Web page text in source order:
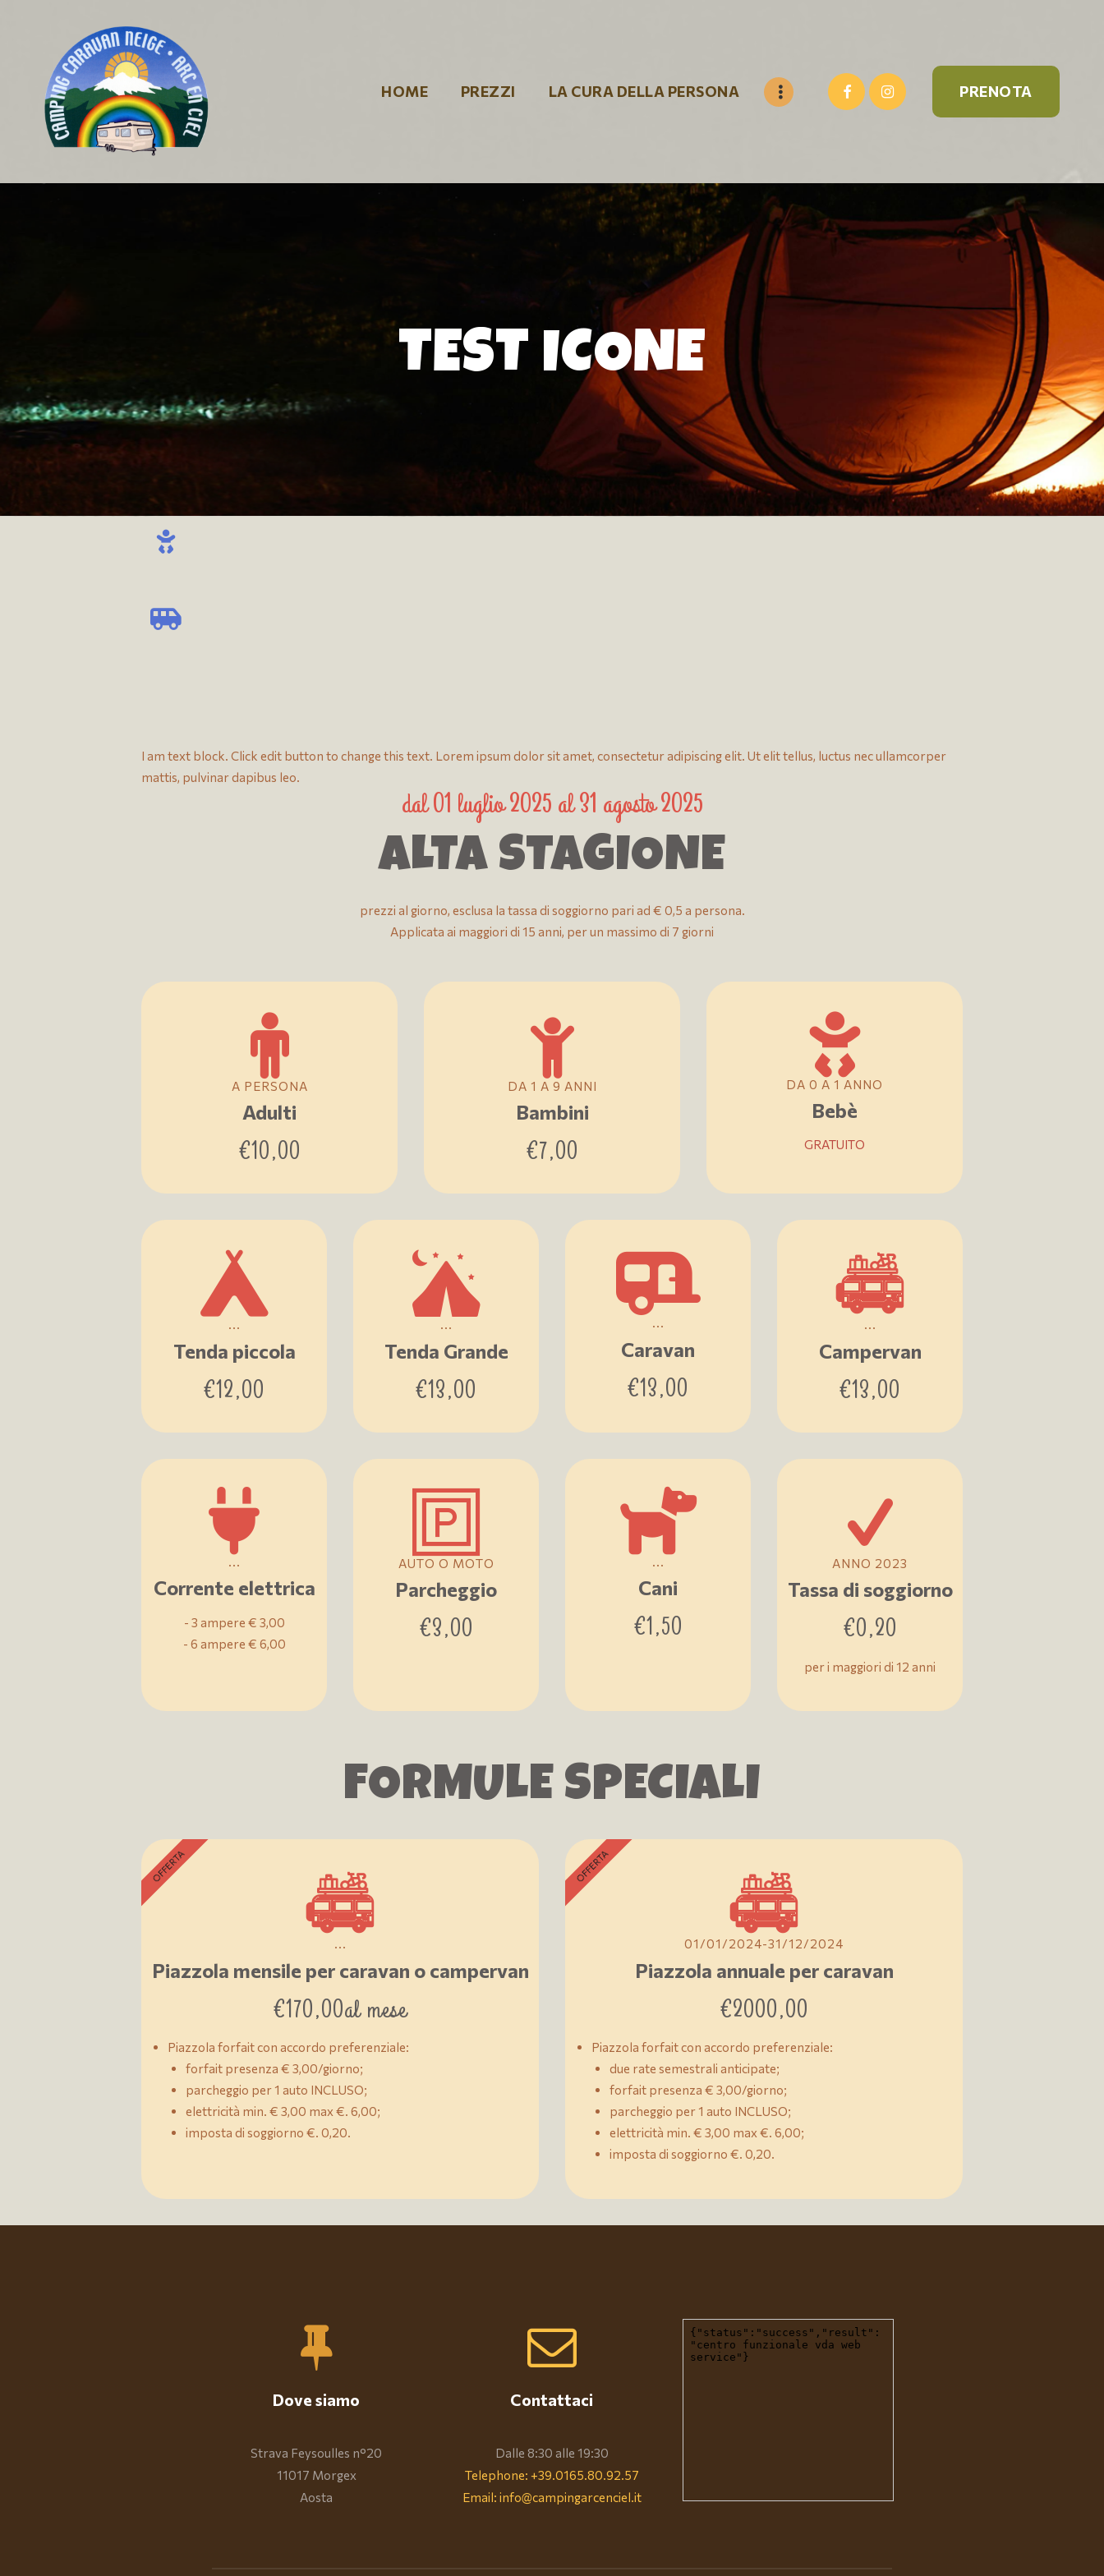
HOME PREZZI LA CURA DELLA PERSONA PRENOTA
TEST ICONE
LA CURA DELLA
DOVE SIAMO
I am text block. Click edit button to change this text. Lorem ipsum dolor sit amet, consectetur adipiscing elit. Ut elit tellus, luctus nec ullamcorper
mattis, pulvinar dapibus leo.
dal 01 luglio 2025 al 31 agosto 2025
ALTA STAGIONE
prezzi al giorno, esclusa la tassa di soggiorno pari ad € 0,5 a persona.
Applicata ai maggiori di 15 anni, per un massimo di 7 giorni
A PERSONA
Adulti
€10,00
DA 1 A 9 ANNI
Bambini
€7,00
DA 0 A 1 ANNO
Bebè
GRATUITO
...
Tenda piccola
€12,00
...
Tenda Grande
€13,00
...
Caravan
€13,00
...
Campervan
€13,00
Corrente elettrica
- 3 ampere € 3,00
- 6 ampere € 6,00
AUTO O MOTO
Parcheggio
€3,00
Cani
€1,50
ANNO 2023
Tassa di soggiorno
€0,20
per i maggiori di 12 anni
FORMULE SPECIALI
OFFERTA
...
Piazzola mensile per caravan o campervan
€170,00al mese
Piazzola forfait con accordo preferenziale:
forfait presenza € 3,00/giorno;
parcheggio per 1 auto INCLUSO;
elettricità min. € 3,00 max €. 6,00;
imposta di soggiorno €. 0,20.
OFFERTA
01/01/2024-31/12/2024
Piazzola annuale per caravan
€2000,00
Piazzola forfait con accordo preferenziale:
due rate semestrali anticipate;
forfait presenza € 3,00/giorno;
parcheggio per 1 auto INCLUSO;
elettricità min. € 3,00 max €. 6,00;
imposta di soggiorno €. 0,20.
Dove siamo
Strava Feysoulles n°20
11017 Morgex
Aosta
Contattaci
Dalle 8:30 alle 19:30
Telephone: +39.0165.80.92.57
Email: info@campingarcenciel.it